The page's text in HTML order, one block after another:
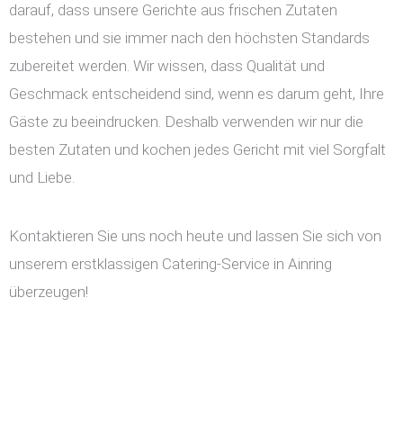
darauf, dass unsere Gerichte aus frischen Zutaten
bestehen und sie immer nach den höchsten Standards
zubereitet werden. Wir wissen, dass Qualität und
Geschmack entscheidend sind, wenn es darum geht, Ihre
Gäste zu beeindrucken. Deshalb verwenden wir nur die
besten Zutaten und kochen jedes Gericht mit viel Sorgfalt
und Liebe.
Kontaktieren Sie uns noch heute und lassen Sie sich von
unserem erstklassigen Catering-Service in Ainring
überzeugen!